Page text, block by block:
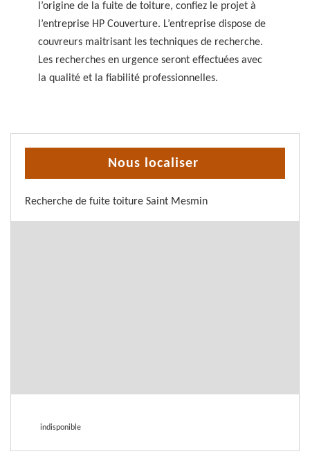
l’origine de la fuite de toiture, confiez le projet à
l’entreprise HP Couverture. L’entreprise dispose de
couvreurs maitrisant les techniques de recherche.
Les recherches en urgence seront effectuées avec
la qualité et la fiabilité professionnelles.
Nous localiser
Recherche de fuite toiture Saint Mesmin
indisponible